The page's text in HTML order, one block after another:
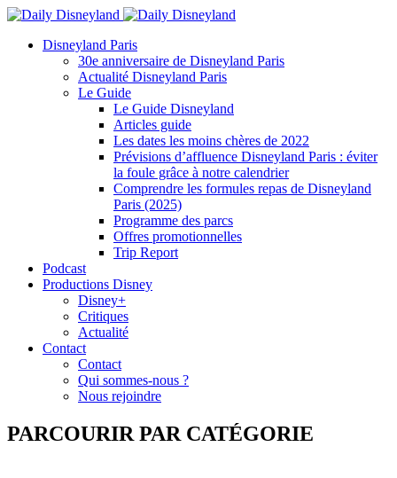
Disneyland Paris
30e anniversaire de Disneyland Paris
Actualité Disneyland Paris
Le Guide
Le Guide Disneyland
Articles guide
Les dates les moins chères de 2022
Prévisions d’affluence Disneyland Paris : éviter
la foule grâce à notre calendrier
Comprendre les formules repas de Disneyland
Paris (2025)
Programme des parcs
Offres promotionnelles
Trip Report
Podcast
Productions Disney
Disney+
Critiques
Actualité
Contact
Contact
Qui sommes-nous ?
Nous rejoindre
PARCOURIR PAR CATÉGORIE